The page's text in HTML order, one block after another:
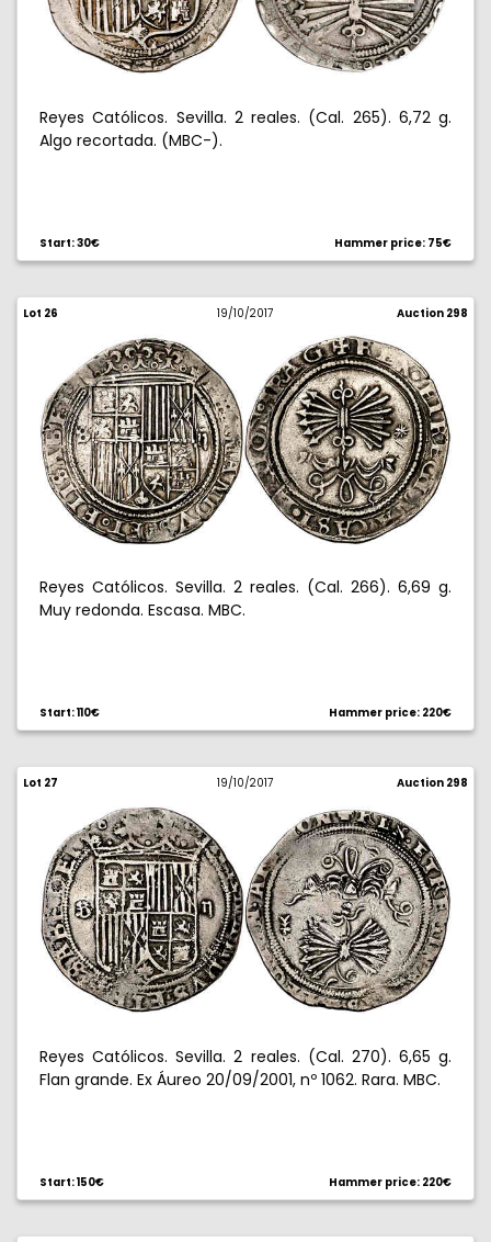
Reyes Católicos. Sevilla. 2 reales. (Cal. 265). 6,72 g.
Algo recortada. (MBC-).
Start: 30€ Hammer price: 75€
Lot 26 19/10/2017 Auction 298
Reyes Católicos. Sevilla. 2 reales. (Cal. 266). 6,69 g.
Muy redonda. Escasa. MBC.
Start: 110€ Hammer price: 220€
Lot 27 19/10/2017 Auction 298
Reyes Católicos. Sevilla. 2 reales. (Cal. 270). 6,65 g.
Flan grande. Ex Áureo 20/09/2001, nº 1062. Rara. MBC.
Start: 150€ Hammer price: 220€